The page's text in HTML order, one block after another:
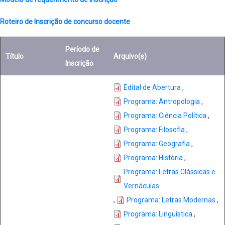
Roteiro de Inscrição de concurso docente
Título
Período de
Inscrição
Arquivo(s)
Edital de Abertura ,
Programa: Antropologia ,
Programa: Ciência Política ,
Programa: Filosofia ,
Programa: Geografia ,
Programa: História ,
Programa: Letras Clássicas e
Vernáculas
,
Programa: Letras Modernas ,
Programa: Linguística ,